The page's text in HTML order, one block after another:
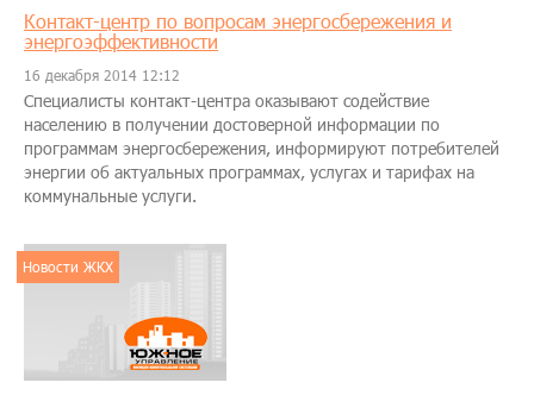
Контакт-центр по вопросам энергосбережения и
энергоэффективности
16 декабря 2014 12:12
Специалисты контакт-центра оказывают содействие
населению в получении достоверной информации по
программам энергосбережения, информируют потребителей
энергии об актуальных программах, услугах и тарифах на
коммунальные услуги.
Новости ЖКХ